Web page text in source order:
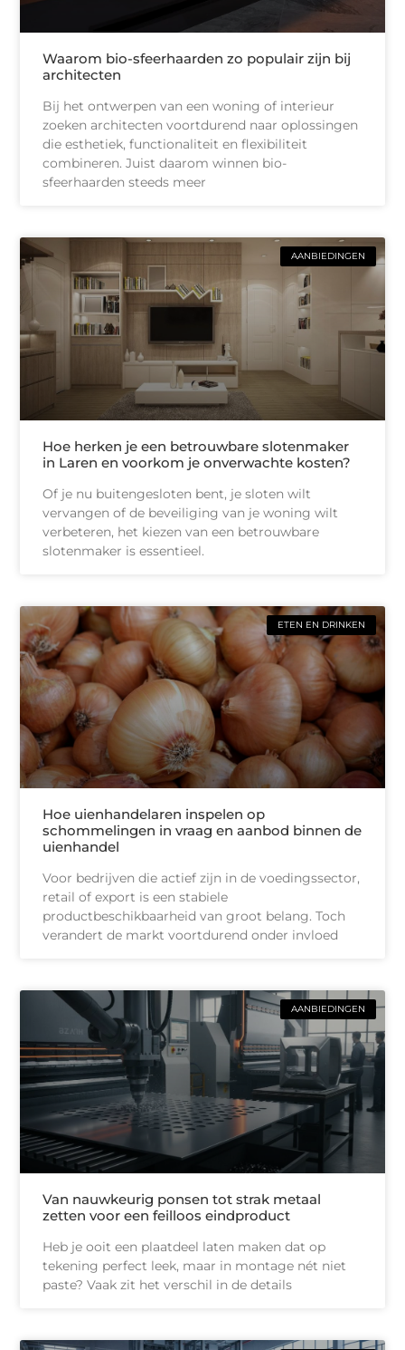
Waarom bio-sfeerhaarden zo populair zijn bij
architecten
Bij het ontwerpen van een woning of interieur
zoeken architecten voortdurend naar oplossingen
die esthetiek, functionaliteit en flexibiliteit
combineren. Juist daarom winnen bio-
sfeerhaarden steeds meer
AANBIEDINGEN
Hoe herken je een betrouwbare slotenmaker
in Laren en voorkom je onverwachte kosten?
Of je nu buitengesloten bent, je sloten wilt
vervangen of de beveiliging van je woning wilt
verbeteren, het kiezen van een betrouwbare
slotenmaker is essentieel.
ETEN EN DRINKEN
Hoe uienhandelaren inspelen op
schommelingen in vraag en aanbod binnen de
uienhandel
Voor bedrijven die actief zijn in de voedingssector,
retail of export is een stabiele
productbeschikbaarheid van groot belang. Toch
verandert de markt voortdurend onder invloed
AANBIEDINGEN
Van nauwkeurig ponsen tot strak metaal
zetten voor een feilloos eindproduct
Heb je ooit een plaatdeel laten maken dat op
tekening perfect leek, maar in montage nét niet
paste? Vaak zit het verschil in de details